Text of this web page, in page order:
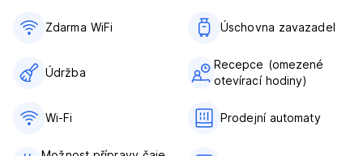
Zdarma WiFi Úschovna zavazadel
Údržba
Recepce (omezené
otevírací hodiny)
Wi-Fi Prodejní automaty